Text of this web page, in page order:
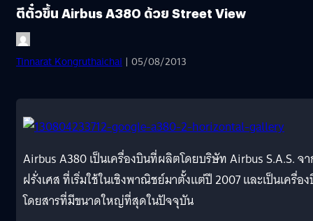
ตีตั๋วขึ้น Airbus A380 ด้วย Street View
Tinnarat Kongruthaichai | 05/08/2013
Airbus A380 เป็นเครื่องบินที่ผลิตโดยบริษัท Airbus S.A.S. จ
ฝรั่งเศส ที่เริ่มใช้ในเชิงพาณิชย์มาตั้งแต่ปี 2007 และเป็นเครื่อ
โดยสารที่มีขนาดใหญ่ที่สุดในปัจจุบัน